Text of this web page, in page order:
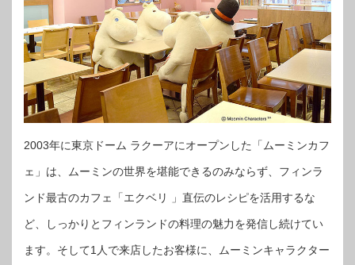
2003年に東京ドーム ラクーアにオープンした「ムーミンカフ
ェ」は、ムーミンの世界を堪能できるのみならず、フィンラ
ンド最古のカフェ「エクベリ 」直伝のレシピを活用するな
ど、しっかりとフィンランドの料理の魅力を発信し続けてい
ます。そして1人で来店したお客様に、ムーミンキャラクター